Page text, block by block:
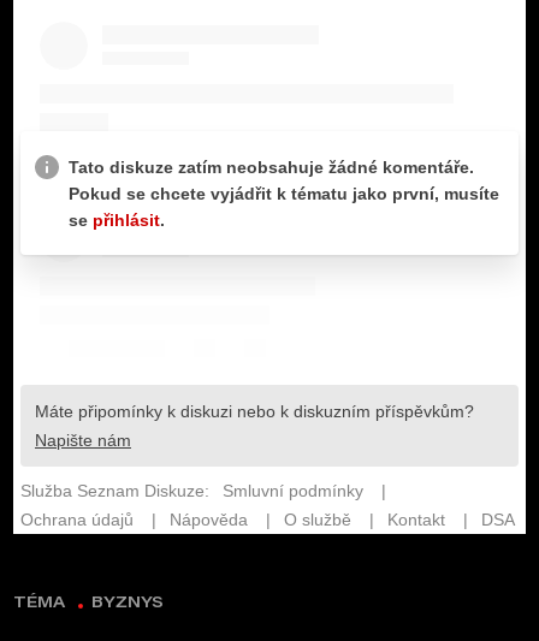
TÉMA BYZNYS